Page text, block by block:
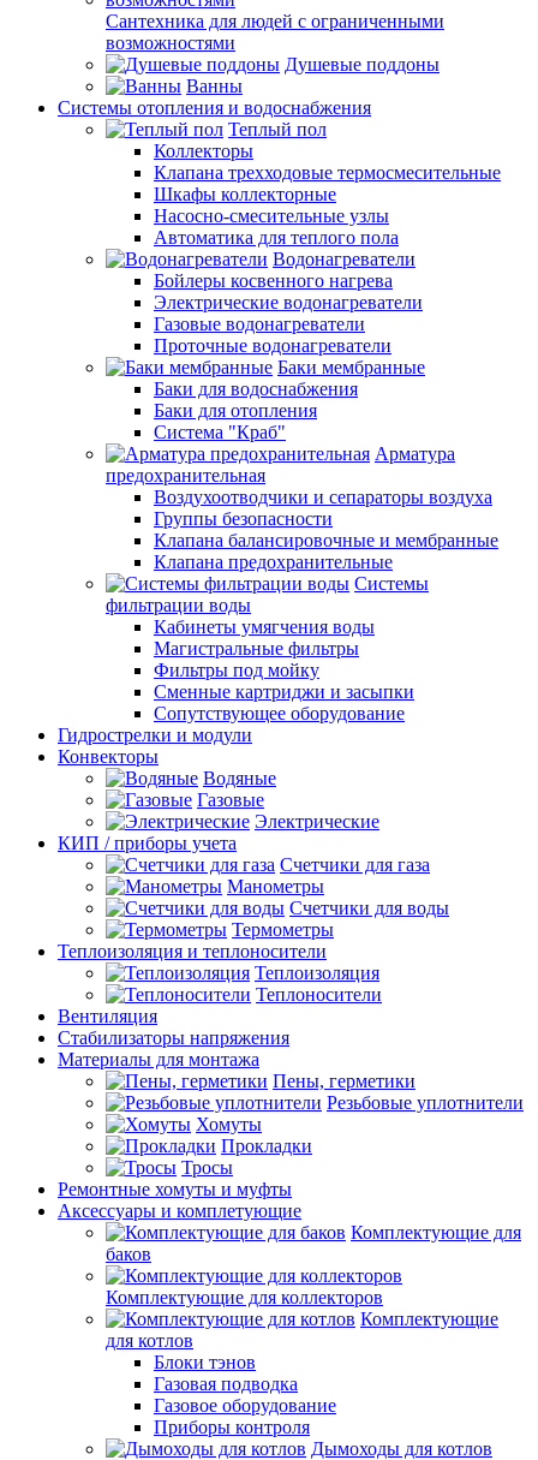
Сантехника для людей с ограниченными
возможностями
Душевые поддоны
Ванны
Системы отопления и водоснабжения
Теплый пол
Коллекторы
Клапана трехходовые термосмесительные
Шкафы коллекторные
Насосно-смесительные узлы
Автоматика для теплого пола
Водонагреватели
Бойлеры косвенного нагрева
Электрические водонагреватели
Газовые водонагреватели
Проточные водонагреватели
Баки мембранные
Баки для водоснабжения
Баки для отопления
Система "Краб"
Арматура
предохранительная
Воздухоотводчики и сепараторы воздуха
Группы безопасности
Клапана балансировочные и мембранные
Клапана предохранительные
Системы
фильтрации воды
Кабинеты умягчения воды
Магистральные фильтры
Фильтры под мойку
Сменные картриджи и засыпки
Сопутствующее оборудование
Гидрострелки и модули
Конвекторы
Водяные
Газовые
Электрические
КИП / приборы учета
Счетчики для газа
Манометры
Счетчики для воды
Термометры
Теплоизоляция и теплоносители
Теплоизоляция
Теплоносители
Вентиляция
Стабилизаторы напряжения
Материалы для монтажа
Пены, герметики
Резьбовые уплотнители
Хомуты
Прокладки
Тросы
Ремонтные хомуты и муфты
Аксессуары и комплетующие
Комплектующие для
баков
Комплектующие для коллекторов
Комплектующие
для котлов
Блоки тэнов
Газовая подводка
Газовое оборудование
Приборы контроля
Дымоходы для котлов